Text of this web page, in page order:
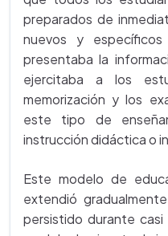
preparados de
nuevos y
presentaba la
ejercitaba a los
memorización y los
este tipo de
instrucción didáctica o
Este modelo de
extendió
persistido durante